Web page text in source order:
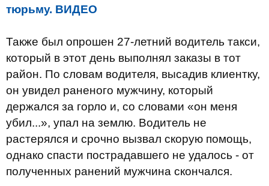
тюрьму. ВИДЕО
Также был опрошен 27-летний водитель такси,
который в этот день выполнял заказы в тот
район. По словам водителя, высадив клиентку,
он увидел раненого мужчину, который
держался за горло и, со словами «он меня
убил...», упал на землю. Водитель не
растерялся и срочно вызвал скорую помощь,
однако спасти пострадавшего не удалось - от
полученных ранений мужчина скончался.